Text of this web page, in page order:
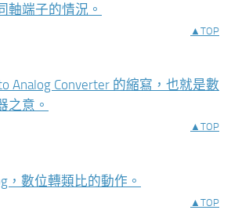
軸端子的情況。
▲TOP
Analog Converter 的縮寫，也就是數
之意。
▲TOP
，數位轉類比的動作。
▲TOP